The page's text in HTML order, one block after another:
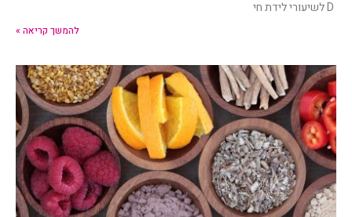
להמשך קריאה »